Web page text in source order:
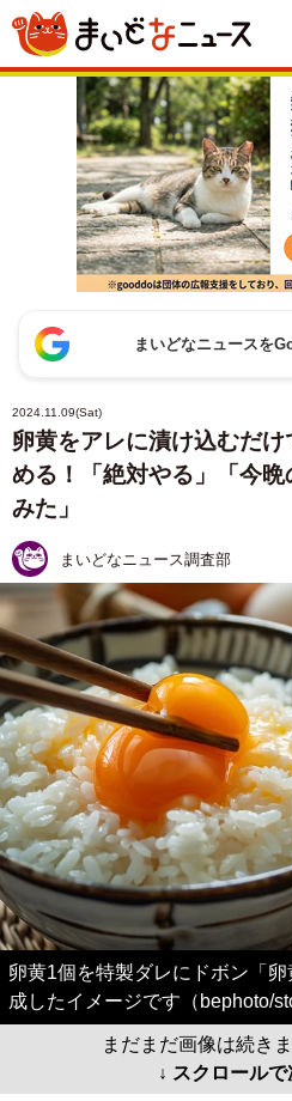
まいどなニュースを
2024.11.09(Sat)
卵黄をアレに漬け込むだ
める！「絶対やる」「今
みた」
まいどなニュース調査部
卵黄1個を特製ダレにドボン「
成したイメージです（bephoto/
まだまだ画像は続き
↓ スクロールで